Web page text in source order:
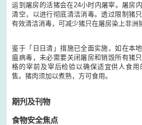
运到屠房的活猪会在24小时内屠宰。屠房
清空，以进行彻底清洁消毒。透过限制猪
有效清洁消毒，可减少猪只在屠房染上非洲
鉴于「日日清」措施已全面实施，如在本
瘟病毒，未必需要关闭屠房和销毁所有猪
格的宰前及宰后检验以确保适宜供人食
售。猪肉须加以煮熟，方可食用。
期刋及刊物
食物安全焦点